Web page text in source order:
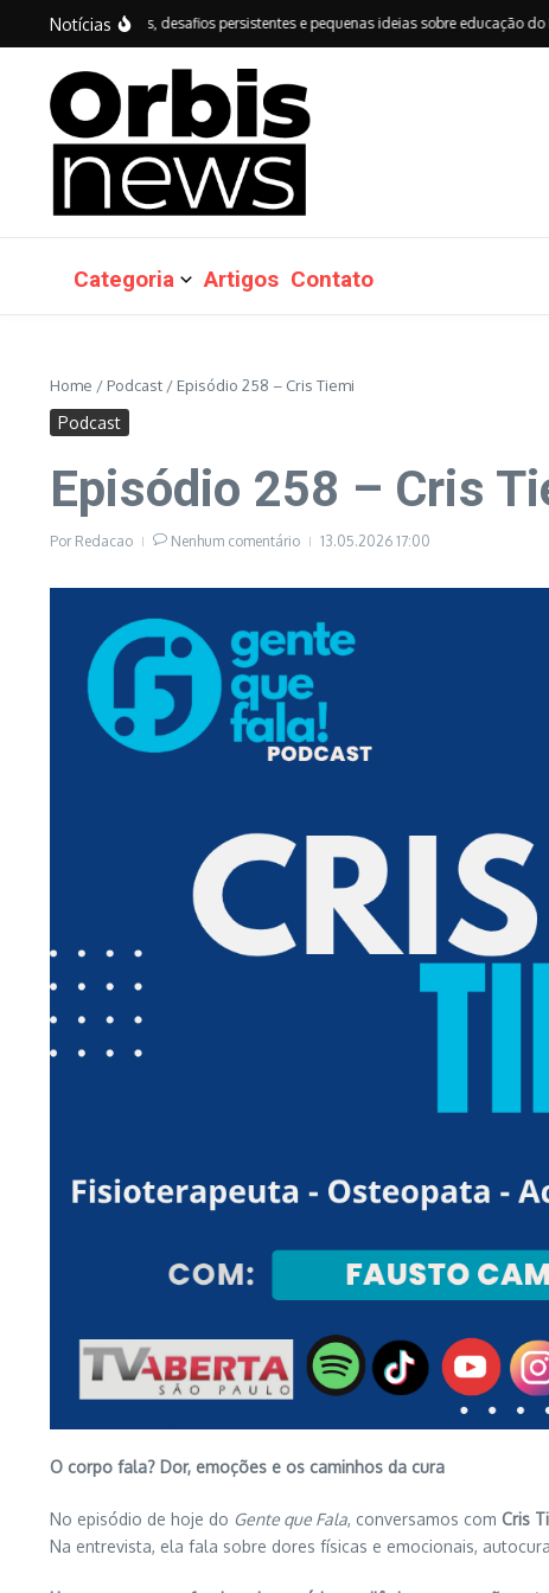
Ir para o conteúdo
Notícias
importantes, desafios persistentes e pequenas ideias sobre educação do Brasil
Categoria Artigos Contato
Home / Podcast / Episódio 258 – Cris Tiemi
Podcast
Episódio 258 – Cris
Por Redacao Nenhum comentário 13.05.2026 17:00
O corpo fala? Dor, emoções e os caminhos da cura
No episódio de hoje do Gente que Fala, conversamos com Cris
Na entrevista, ela fala sobre dores físicas e emocionais,